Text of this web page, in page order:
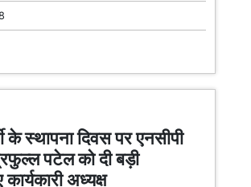
स्थापना दिवस पर एनसीपी
पटेल को दी बड़ी
कार्यकारी अध्यक्ष